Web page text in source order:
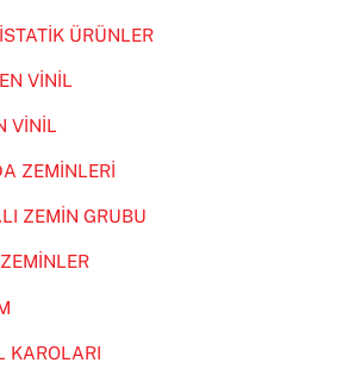
ÜRÜNLER
VİNİL
VİNİL
ZEMİNLERİ
ZEMİN GRUBU
KAROLARI